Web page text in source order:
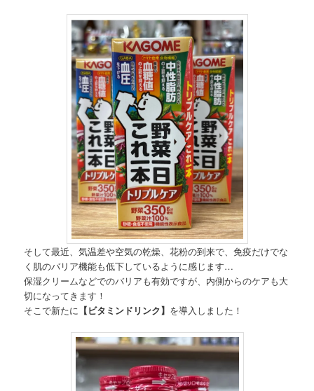
そして最近、気温差や空気の乾燥、花粉の到来で、免疫だけでな
く肌のバリア機能も低下しているように感じます…
保湿クリームなどでのバリアも有効ですが、内側からのケアも大
切になってきます！
そこで新たに 【ビタミンドリンク】 を導入しました！